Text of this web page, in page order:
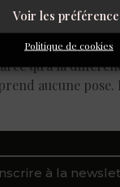
Voir les
Politique de cookies
dit de son recueil
» qu’il est son
qu’à la
aucune pose.
à la